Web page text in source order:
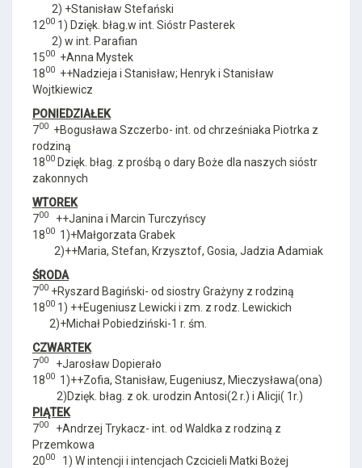
2) +Stanisław Stefański
1200 1) Dzięk. błag.w int. Sióstr Pasterek
2) w int. Parafian
1500 +Anna Mystek
1800 ++Nadzieja i Stanisław; Henryk i Stanisław
Wojtkiewicz
PONIEDZIAŁEK
700 +Bogusława Szczerbo- int. od chrześniaka Piotrka z
rodziną
1800 Dzięk. błag. z prośbą o dary Boże dla naszych sióstr
zakonnych
WTOREK
700 ++Janina i Marcin Turczyńscy
1800 1)+Małgorzata Grabek
2)++Maria, Stefan, Krzysztof, Gosia, Jadzia Adamiak
ŚRODA
700 +Ryszard Bagiński- od siostry Grażyny z rodziną
1800 1) ++Eugeniusz Lewicki i zm. z rodz. Lewickich
2)+Michał Pobiedziński-1 r. śm.
CZWARTEK
700 +Jarosław Dopierało
1800 1)++Zofia, Stanisław, Eugeniusz, Mieczysława(ona)
2)Dzięk. błag. z ok. urodzin Antosi(2 r.) i Alicji( 1r.)
PIĄTEK
700 +Andrzej Trykacz- int. od Waldka z rodziną z
Przemkowa
2000 1) W intencji i intencjach Czcicieli Matki Bożej